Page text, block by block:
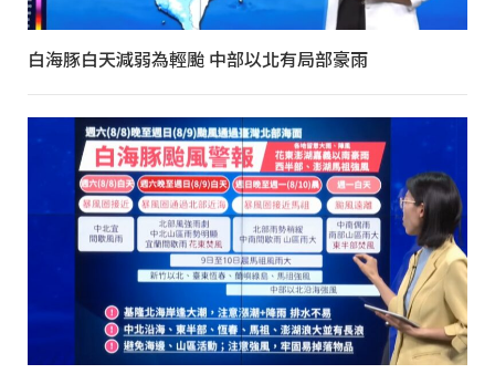
白海豚白天減弱為輕颱 中部以北有局部豪雨